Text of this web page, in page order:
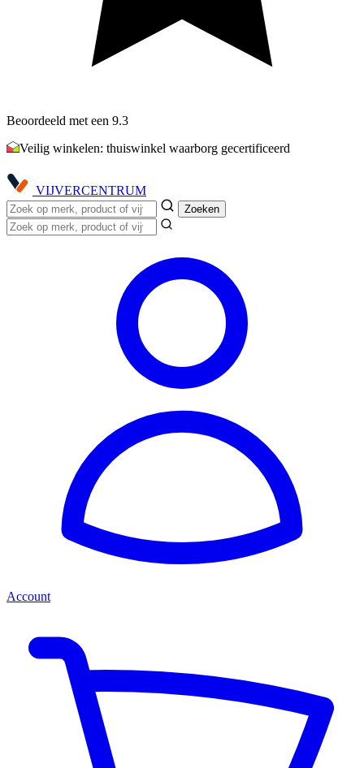
Beoordeeld met een 9.3
Veilig winkelen: thuiswinkel waarborg gecertificeerd
VIJVERCENTRUM
Zoeken
Account